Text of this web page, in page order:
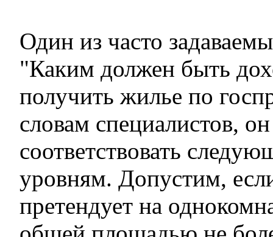
Один из часто
"Каким должен быть
получить жилье по
словам специалистов,
соответствовать
уровням. Допустим,
претендует на